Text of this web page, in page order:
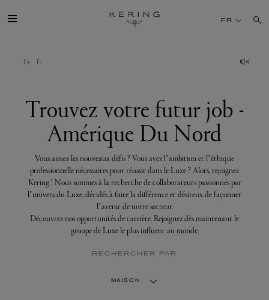
votre
futur
TALENT
DÉV. DURABLE
FINANCE
PRESSE
FR
Trouvez votre futur job -
Amérique Du Nord
Vous aimez les nouveaux défis ? Vous avez l’ambition et l’éthique
professionnelle nécessaires pour réussir dans le Luxe ? Alors, rejoignez
Kering ! Nous sommes à la recherche de collaborateurs passionnés par
l’univers du Luxe, décidés à faire la différence et désireux de façonner
l’avenir de notre secteur.
Découvrez nos opportunités de carrière. Rejoignez dès maintenant le
groupe de Luxe le plus influent au monde.
RECHERCHER PAR
MAISON